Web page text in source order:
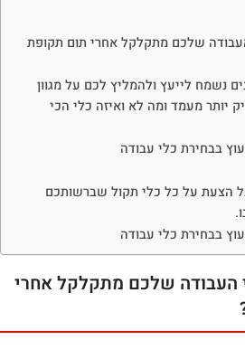
שלכם מתקלקל אחרי תום תקופת
נשמח לייעץ ולהמליץ לכם על מגוון
יותר מעמד ומה לא ואיזה כלי הכי
בבחירת כלי עבודה
הצעת על כל כלי תקול שברשותכם
בבחירת כלי עבודה
שלכם מתקלקל אחרי